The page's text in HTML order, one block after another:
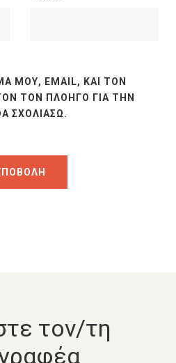
ΜΟΥ, EMAIL, ΚΑΙ ΤΟΝ
ΤΟΝ ΠΛΟΗΓΌ ΓΙΑ ΤΗΝ
ΣΧΟΛΙΆΣΩ.
τον/τη